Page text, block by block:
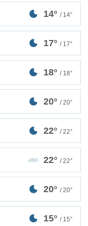
14° / 14°
17° / 17°
18° / 18°
20° / 20°
22° / 22°
22° / 22°
20° / 20°
15° / 15°